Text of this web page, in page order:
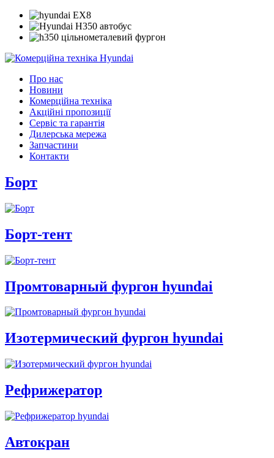
Про нас
Новини
Комерційна техніка
Акційні пропозиції
Сервіс та гарантія
Дилерська мережа
Запчастини
Контакти
Борт
Борт-тент
Промтоварный фургон hyundai
Изотермический фургон hyundai
Рефрижератор
Автокран